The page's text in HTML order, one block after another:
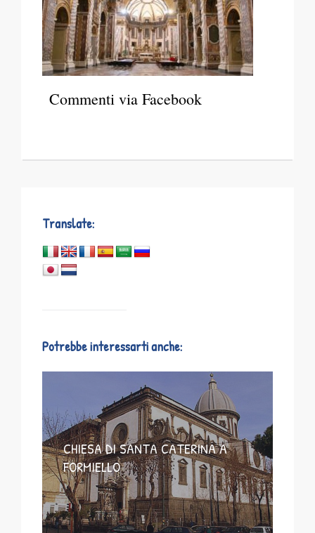
Commenti via Facebook
Translate:
Potrebbe interessarti anche:
CHIESA DI SANTA CATERINA A
FORMIELLO